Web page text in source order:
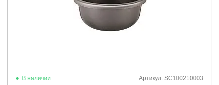
В наличии
Артикул: SC100210003